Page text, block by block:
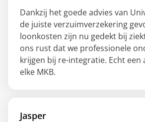
Dankzij het goede advies van
de juiste verzuimverzekering
loonkosten zijn nu gedekt bij
ons rust dat we professionele
krijgen bij re-integratie. Echt
elke MKB.
Jasper